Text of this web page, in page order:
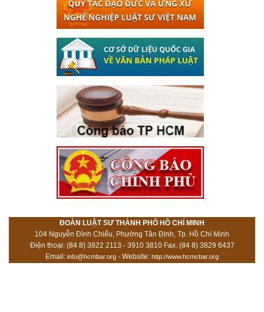
ĐOÀN LUẬT SƯ THÀNH PHỐ HỒ CHÍ MINH
104 Nguyễn Đình Chiểu, Phường Tân Định, Tp. Hồ Chí Minh
Điện thoại: (84 8) 3822 2113 - 3910 3810 Fax. (84 8) 3829 6437
Email: info@hcmbar.org - Website: http://www.hcmcbar.org